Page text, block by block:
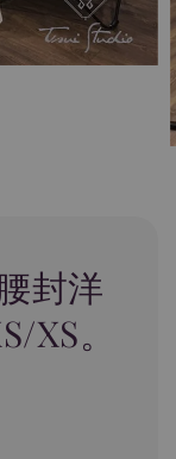
封洋
XS。